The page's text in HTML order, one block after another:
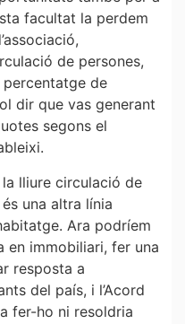
facultat la perdem
de persones,
percentatge de
dir que vas generant
segons el
lliure circulació de
una altra línia
Ara podríem
en immobiliari, fer una
resposta a
del país, i l’Acord
fer-ho ni resoldria